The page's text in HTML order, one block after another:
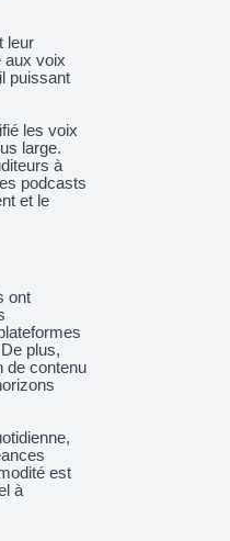
leur
aux voix
puissant
les voix
large.
à
podcasts
et le
ont
plus,
de contenu
est
à